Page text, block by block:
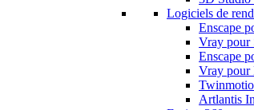
Logiciels de
Enscape
Vray pour
Enscape
Vray pour
Artlantis